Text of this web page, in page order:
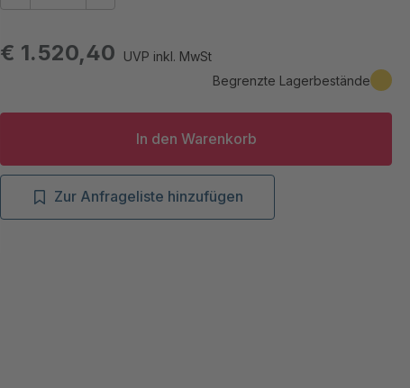
€ 1.520,40
UVP inkl. MwSt
Begrenzte Lagerbestände
In den Warenkorb
Zur Anfrageliste hinzufügen